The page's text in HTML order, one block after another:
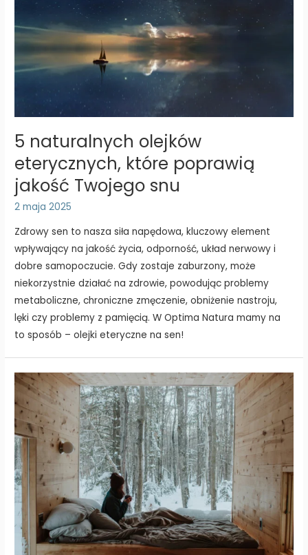
5 naturalnych olejków
eterycznych, które poprawią
jakość Twojego snu
2 maja 2025
Zdrowy sen to nasza siła napędowa, kluczowy element
wpływający na jakość życia, odporność, układ nerwowy i
dobre samopoczucie. Gdy zostaje zaburzony, może
niekorzystnie działać na zdrowie, powodując problemy
metaboliczne, chroniczne zmęczenie, obniżenie nastroju,
lęki czy problemy z pamięcią. W Optima Natura mamy na
to sposób – olejki eteryczne na sen!